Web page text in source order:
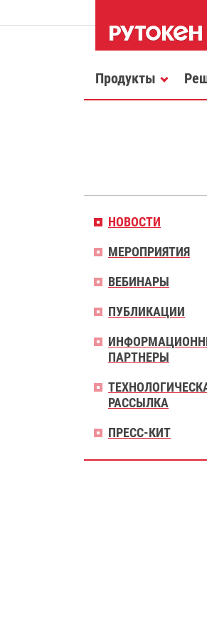
Продукты
НОВОСТИ
МЕРОПРИЯТИЯ
ВЕБИНАРЫ
ПУБЛИКАЦИИ
ПАРТНЕРЫ
РАССЫЛКА
ПРЕСС-КИТ